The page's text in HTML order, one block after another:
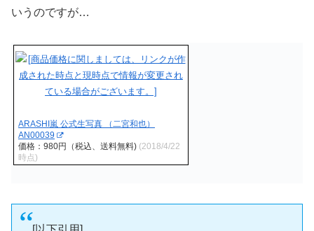
いうのですが…
ARASHI嵐 公式生写真 （二宮和也）
AN00039
価格：980円（税込、送料無料) (2018/4/22
時点)